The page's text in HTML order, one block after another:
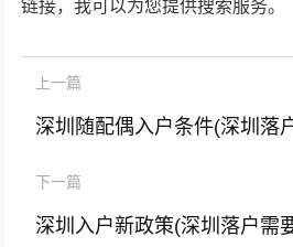
链接，我可以为您提供搜索服务。
上一篇
深圳随配偶入户条件(深圳落
下一篇
深圳入户新政策(深圳落户需